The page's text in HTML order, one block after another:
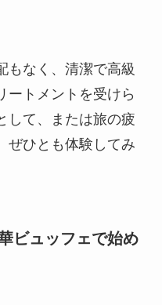
もなく、清潔で高級
ートメントを受けら
して、または旅の疲
ぜひとも体験してみ
ビュッフェで始め